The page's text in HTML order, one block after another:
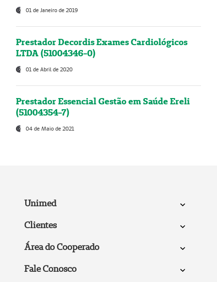
01 de Janeiro de 2019
Prestador Decordis Exames Cardiológicos
LTDA (51004346-0)
01 de Abril de 2020
Prestador Essencial Gestão em Saúde Ereli
(51004354-7)
04 de Maio de 2021
Unimed
Clientes
Área do Cooperado
Fale Conosco